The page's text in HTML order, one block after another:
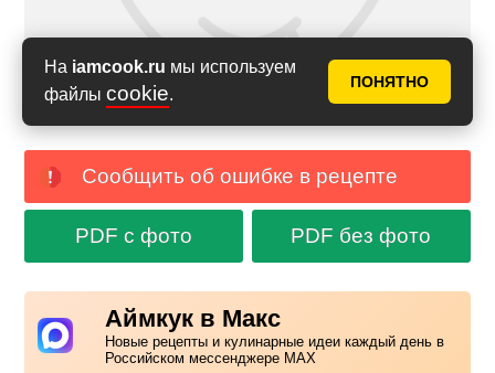
На iamcook.ru мы используем
файлы cookie.
ПОНЯТНО
Сообщить об ошибке в рецепте
PDF с фото PDF без фото
Аймкук в Макс
Новые рецепты и кулинарные идеи каждый день в
Российском мессенджере MAX